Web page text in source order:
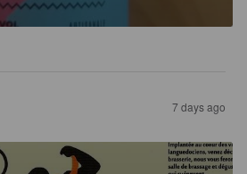
7 days ago